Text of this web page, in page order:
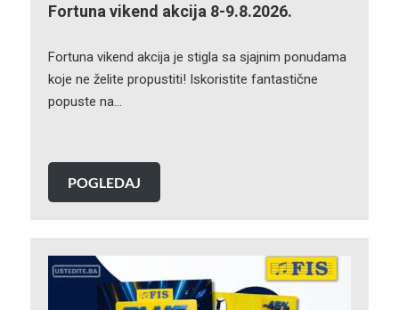
Fortuna vikend akcija 8-9.8.2026.
Fortuna vikend akcija je stigla sa sjajnim ponudama
koje ne želite propustiti! Iskoristite fantastične
popuste na…
POGLEDAJ